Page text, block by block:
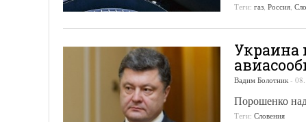
Теги: газ, Россия,
Украина
Вадим Болотник -
Порошенко
Теги: Словения